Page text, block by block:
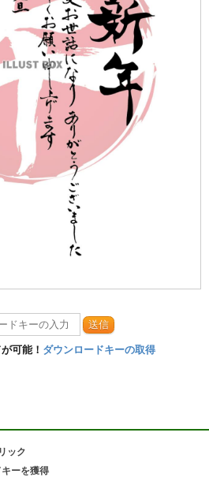
送信
可能！ ダウンロードキーの取得
ック
ーを獲得